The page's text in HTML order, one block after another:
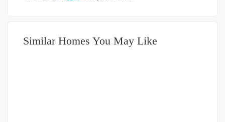
Similar Homes You May Like